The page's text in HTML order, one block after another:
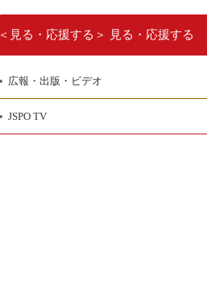
＜見る・応援する＞ 見る・応援する
広報・出版・ビデオ
JSPO TV